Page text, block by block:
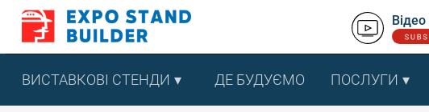
Перейти
змісту
ВИСТАВКОВІ СТЕНДИ ДЕ БУДУЄМО ПОСЛУГИ